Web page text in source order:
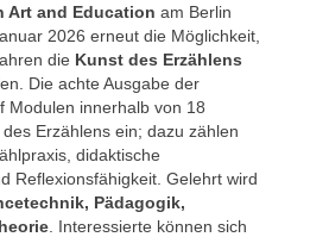
Art and Education am Berlin
2026 erneut die Möglichkeit,
die Kunst des Erzählens
Die achte Ausgabe der
Modulen innerhalb von 18
Erzählens ein; dazu zählen
didaktische
Reflexionsfähigkeit. Gelehrt wird
Pädagogik,
. Interessierte können sich